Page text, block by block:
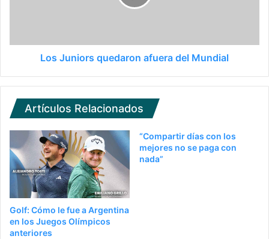
Los Juniors quedaron afuera del Mundial
Artículos Relacionados
Golf: Cómo le fue a Argentina
en los Juegos Olímpicos
anteriores
“Compartir días con los
mejores no se paga con
nada”